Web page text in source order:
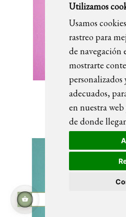
Utilizamos
Usamos
rastreo para
de navegación
mostrarte
personalizados
adecuados,
en nuestra
de donde
Man